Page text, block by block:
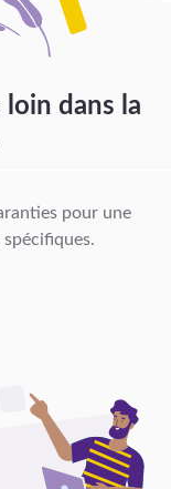
loin dans la
pour une